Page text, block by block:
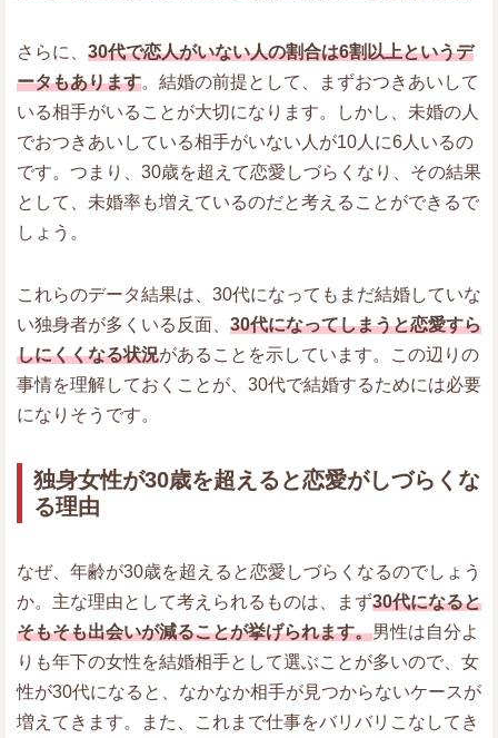
さらに、 30代で恋人がいない人の割合は6割以上というデ
ータもあります。結婚の前提として、まずおつきあいして
いる相手がいることが大切になります。しかし、未婚の人
でおつきあいしている相手がいない人が10人に6人いるの
です。つまり、30歳を超えて恋愛しづらくなり、その結果
として、未婚率も増えているのだと考えることができるで
しょう。
これらのデータ結果は、30代になってもまだ結婚していな
い独身者が多くいる反面、 30代になってしまうと恋愛すら
しにくくなる状況があることを示しています。この辺りの
事情を理解しておくことが、30代で結婚するためには必要
になりそうです。
独身女性が30歳を超えると恋愛がしづらくな
る理由
なぜ、年齢が30歳を超えると恋愛しづらくなるのでしょう
か。主な理由として考えられるものは、まず30代になると
そもそも出会いが減ることが挙げられます。男性は自分よ
りも年下の女性を結婚相手として選ぶことが多いので、女
性が30代になると、なかなか相手が見つからないケースが
増えてきます。また、これまで仕事をバリバリこなしてき